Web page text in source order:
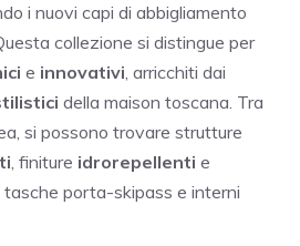
i nuovi capi di abbigliamento
collezione si distingue per
e innovativi, arricchiti dai
della maison toscana. Tra
si possono trovare strutture
, finiture idrorepellenti e
porta-skipass e interni